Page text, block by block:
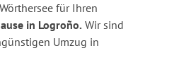
für Ihren
in Logroño. Wir sind
Umzug in